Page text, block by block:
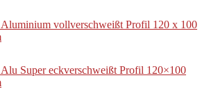
vollverschweißt Profil 120 x 100
Super eckverschweißt Profil 120×100